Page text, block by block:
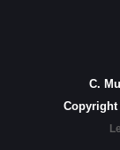
C.
Copyright